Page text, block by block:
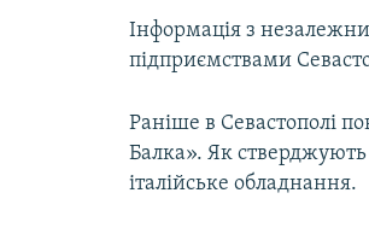
Інформація з
підприємствами
Раніше в Севастополі
Балка». Як
італійське обладнання.